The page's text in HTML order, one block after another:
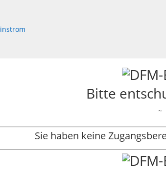
Bitte
~
Sie haben keine